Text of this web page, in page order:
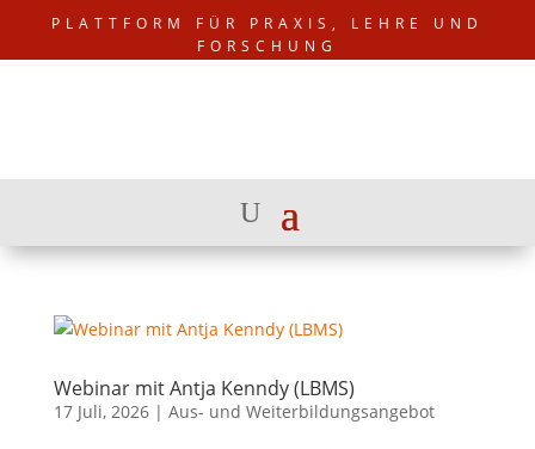
PLATTFORM FÜR PRAXIS, LEHRE UND
FORSCHUNG
Webinar mit Antja Kenndy (LBMS)
17 Juli, 2026| Aus- und Weiterbildungsangebot